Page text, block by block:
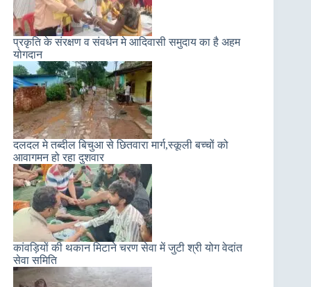
प्रकृति के संरक्षण व संवर्धन मे आदिवासी समुदाय का है अहम
योगदान
दलदल मे तब्दील बिचुआ से छितवारा मार्ग,स्कूली बच्चों को
आवागमन हो रहा दुशवार
कांवड़ियों की थकान मिटाने चरण सेवा में जुटी श्री योग वेदांत
सेवा समिति